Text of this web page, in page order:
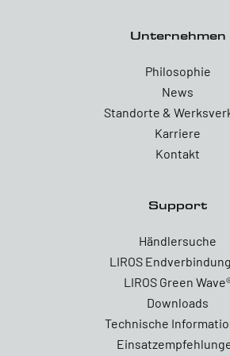
Unternehmen
Philosophie
News
Standorte &
Karriere
Kontakt
Support
Händlersuche
LIROS
LIROS Green
Downloads
Technische